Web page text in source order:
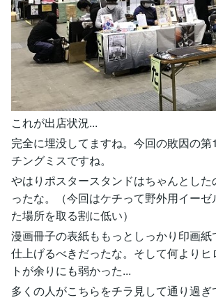
これが出店状況...
完全に埋没してますね。今回の敗因の第
チングミスですね。
やはりポスタースタンドはちゃんとし
ったな。（今回はケチって野外用イーゼ
た場所を取る割に低い）
漫画冊子の表紙ももっとしっかり印画
仕上げるべきだったな。そして何よりヒ
トが余りにも弱かった...
多くの人がこちらをチラ見して通り過ぎ